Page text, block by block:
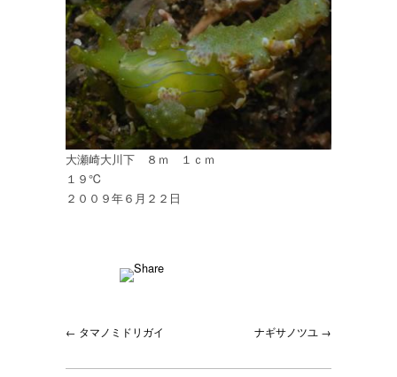
大瀬崎大川下 ８ｍ １ｃｍ
１９℃
２００９年６月２２日
← タマノミドリガイ ナギサノツユ →